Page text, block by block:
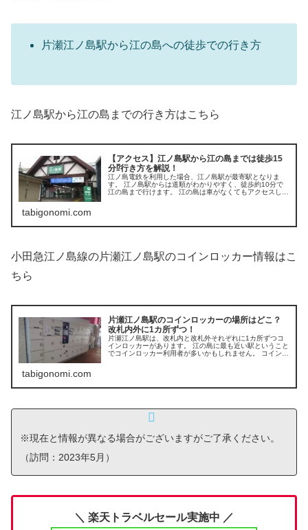
片瀬江ノ島駅から江の島への徒歩での行き方
江ノ島駅から江の島までの行き方はこちら
【アクセス】江ノ島駅から江の島までは徒歩15
分⁉行き方を解説！
江ノ島電鉄を利用した場合、江ノ島駅が最寄駅となりま
す。 江ノ島駅からは道順がわかりやすく、徒歩約10分で
江の島まで行けます。 江の島は車がなくてもアクセスしや
tabigonomi.com
小田急江ノ島線の片瀬江ノ島駅のコインロッカー情報はこ
ちら
片瀬江ノ島駅のコインロッカーの場所はどこ？
改札内外に1カ所ずつ！
片瀬江ノ島駅は、改札内と改札外それぞれに1カ所ずつコ
インロッカーがあります。 江の島に最も近い駅ということ
でコインロッカー利用者が多いかもしれません。 コインロ
tabigonomi.com
※現在と情報が異なる場合がございますがご了承ください。
（訪問：2023年5月）
＼ 楽天トラベルセール実施中 ／